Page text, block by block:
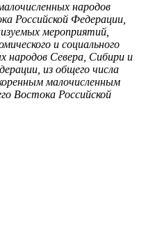
народов
Российской Федерации,
мероприятий,
и социального
народов Севера, Сибири и
из общего числа
малочисленным
Востока Российской